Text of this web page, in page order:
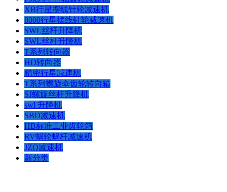
XB行星摆线针轮减速机
8000行星摆线针轮减速机
SWL丝杆升降机
SWL丝杆升降机
T系列转向器
HD转向器
精密行星减速机
T系列螺旋伞齿轮转向箱
SJ螺旋丝杆升降机
swl 升降机
SBD减速机
HB标准工业齿轮箱
RV蜗轮蜗杆减速机
JZQ减速机
新分类